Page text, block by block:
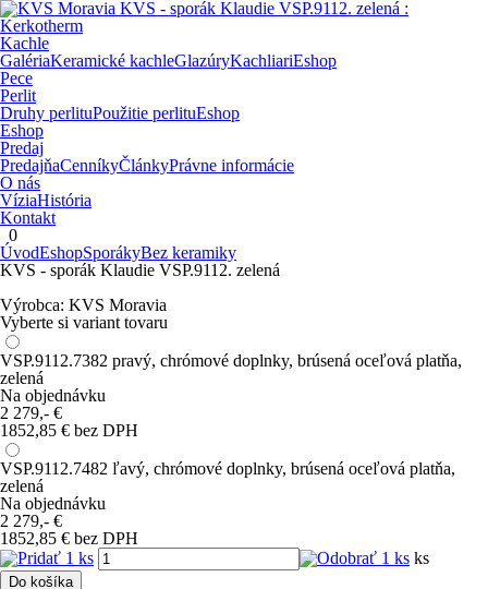
Kachle
GalériaKeramické kachleGlazúryKachliariEshop
Pece
Perlit
Druhy perlituPoužitie perlituEshop
Eshop
Predaj
PredajňaCenníkyČlánkyPrávne informácie
O nás
VíziaHistória
Kontakt
0
ÚvodEshopSporákyBez keramiky
KVS - sporák Klaudie VSP.9112. zelená
Výrobca: KVS Moravia
Vyberte si variant tovaru
VSP.9112.7382 pravý, chrómové doplnky, brúsená oceľová platňa,
zelená
Na objednávku
2 279,- €
1852,85 € bez DPH
VSP.9112.7482 ľavý, chrómové doplnky, brúsená oceľová platňa,
zelená
Na objednávku
2 279,- €
1852,85 € bez DPH
ks
Do košíka